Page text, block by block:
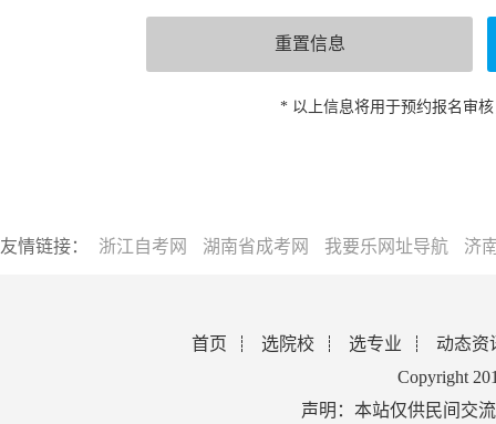
* 以上信息将用于预约报名审
友情链接： 浙江自考网 湖南省成考网 我要乐网址导航 济
首页 选院校 选专业
动态资
Copyright
声明：本站仅供民间交